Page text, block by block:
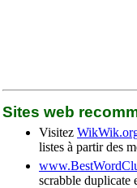
Sites web
Visitez
listes à partir des
scrabble duplicate